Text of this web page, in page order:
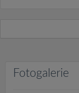
Fotogalerie